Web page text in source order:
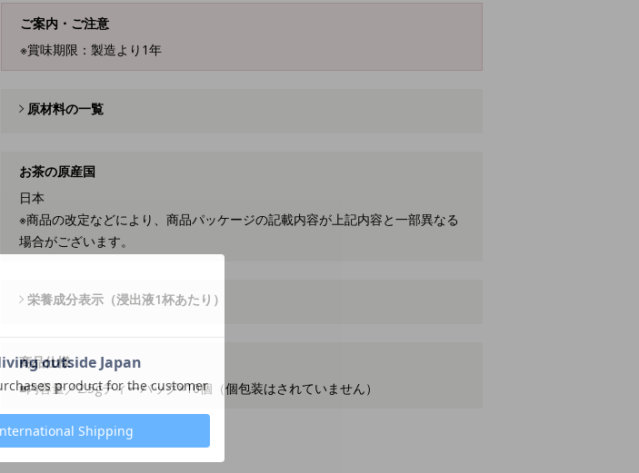
ご案内・ご注意
※賞味期限：製造より1年
原材料の一覧
お茶の原産国
日本
※商品の改定などにより、商品パッケージの記載内容が上記内容と一部異なる
場合がございます。
栄養成分表示（浸出液1杯あたり）
商品仕様
■内容量／2.5gティーバッグ×10個（個包装はされていません）